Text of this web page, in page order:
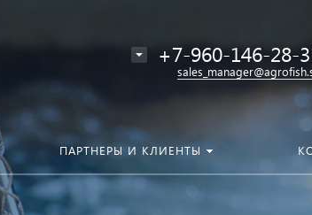
+7-960-146-28-
ПАРТНЕРЫ И КЛИЕНТЫ